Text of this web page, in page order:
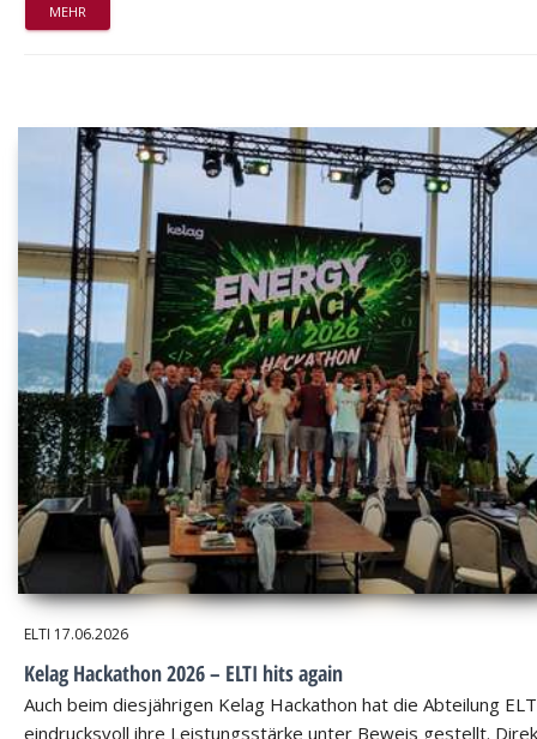
MEHR
ELTI 17.06.2026
Kelag Hackathon 2026 – ELTI hits again
Auch beim diesjährigen Kelag Hackathon hat die Abteilung
eindrucksvoll ihre Leistungsstärke unter Beweis gestellt.